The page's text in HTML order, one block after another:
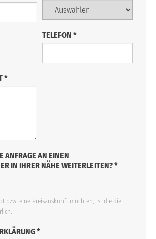
TELEFON *
*
ANFRAGE AN EINEN
IN IHRER NÄHE WEITERLEITEN?*
bzw. eine Preisauskunft möchten, ist die die
*